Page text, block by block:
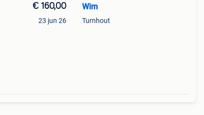
€ 160,00
23 jun 26
Wim
Turnhout